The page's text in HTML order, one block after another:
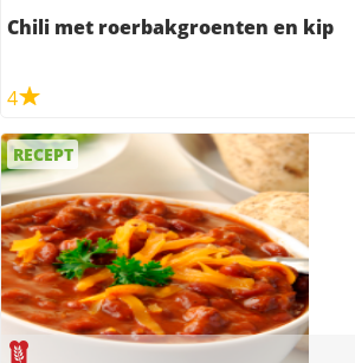
Chili met roerbakgroenten en kip
4
RECEPT